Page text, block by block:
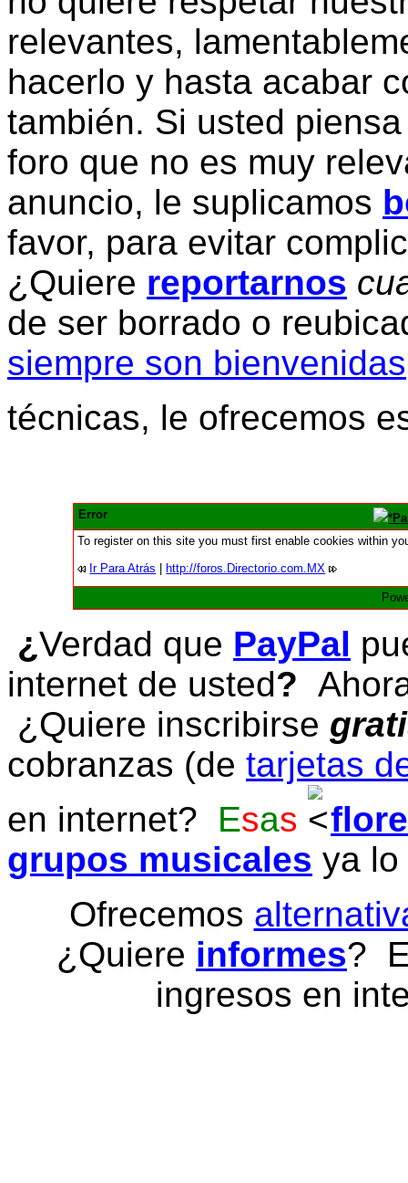
relevantes,
hacerlo y hasta acabar
también. Si usted
foro que no es muy
anuncio, le suplicamos
favor, para evitar
¿Quiere reportarnos
de ser borrado o
siempre son bienvenidas
técnicas, le ofrecemos
Error
To register on this site you must first enable cookies within
Ir Para Atrás
http://foros.Directorio.com.MX
¿Verdad que PayPal
internet de usted?
¿Quiere inscribirse
cobranzas (de tarjetas
en internet? Esas
grupos musicales ya
Ofrecemos
¿Quiere informes?
ingresos en